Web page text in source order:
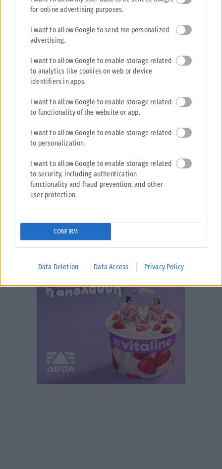
for online advertising purposes.
I want to allow Google to send me personalized
advertising.
I want to allow Google to enable storage related
to analytics like cookies on web or device
identifiers in apps.
I want to allow Google to enable storage related
to functionality of the website or app.
I want to allow Google to enable storage related
to personalization.
I want to allow Google to enable storage related
to security, including authentication
functionality and fraud prevention, and other
user protection.
CONFIRM
Data Deletion Data Access Privacy Policy